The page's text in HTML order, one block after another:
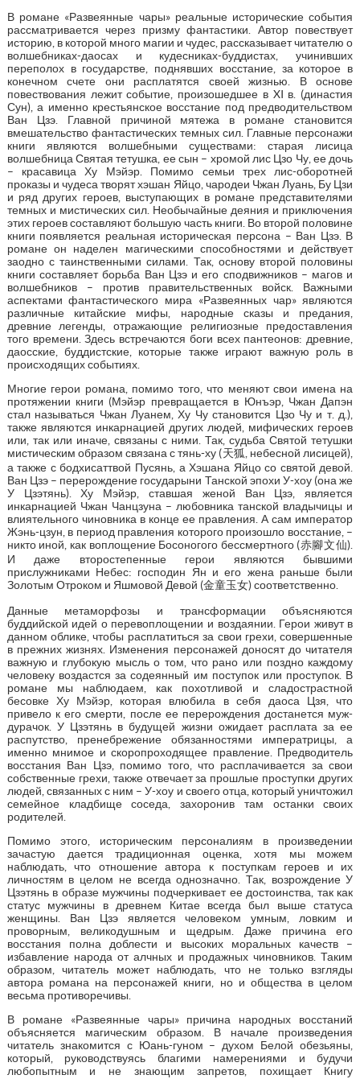
В романе «Развеянные чары» реальные исторические события
рассматривается через призму фантастики. Автор повествует
историю, в которой много магии и чудес, рассказывает читателю о
волшебниках-даосах и кудесниках-буддистах, учинивших
переполох в государстве, поднявших восстание, за которое в
конечном счете они расплатятся своей жизнью. В основе
повествования лежит событие, произошедшее в XI в. (династия
Сун), а именно крестьянское восстание под предводительством
Ван Цзэ. Главной причиной мятежа в романе становится
вмешательство фантастических темных сил. Главные персонажи
книги являются волшебными существами: старая лисица
волшебница Святая тетушка, ее сын – хромой лис Цзо Чу, ее дочь
– красавица Ху Мэйэр. Помимо семьи трех лис-оборотней
проказы и чудеса творят хэшан Яйцо, чародеи Чжан Луань, Бу Цзи
и ряд других героев, выступающих в романе представителями
темных и мистических сил. Необычайные деяния и приключения
этих героев составляют большую часть книги. Во второй половине
книги появляется реальная историческая персона – Ван Цзэ. В
романе он наделен магическими способностями и действует
заодно с таинственными силами. Так, основу второй половины
книги составляет борьба Ван Цзэ и его сподвижников – магов и
волшебников – против правительственных войск. Важными
аспектами фантастического мира «Развеянных чар» являются
различные китайские мифы, народные сказы и предания,
древние легенды, отражающие религиозные предоставления
того времени. Здесь встречаются боги всех пантеонов: древние,
даосские, буддистские, которые также играют важную роль в
происходящих событиях.
Многие герои романа, помимо того, что меняют свои имена на
протяжении книги (Мэйэр превращается в Юнъэр, Чжан Дапэн
стал называться Чжан Луанем, Ху Чу становится Цзо Чу и т. д.),
также являются инкарнацией других людей, мифических героев
или, так или иначе, связаны с ними. Так, судьба Святой тетушки
мистическим образом связана с тянь-ху (天狐, небесной лисицей),
а также с бодхисаттвой Пусянь, а Хэшана Яйцо со святой девой.
Ван Цзэ – перерождение государыни Танской эпохи У-хоу (она же
У Цзэтянь). Ху Мэйэр, ставшая женой Ван Цзэ, является
инкарнацией Чжан Чанцзуна – любовника танской владычицы и
влиятельного чиновника в конце ее правления. А сам император
Жэнь-цзун, в период правления которого произошло восстание, –
никто иной, как воплощение Босоногого бессмертного (赤腳文仙).
И даже второстепенные герои являются бывшими
прислужниками Небес: господин Ян и его жена раньше были
Золотым Отроком и Яшмовой Девой (金童玉女) соответственно.
Данные метаморфозы и трансформации объясняются
буддийской идей о перевоплощении и воздаянии. Герои живут в
данном облике, чтобы расплатиться за свои грехи, совершенные
в прежних жизнях. Изменения персонажей доносят до читателя
важную и глубокую мысль о том, что рано или поздно каждому
человеку воздастся за содеянный им поступок или проступок. В
романе мы наблюдаем, как похотливой и сладострастной
бесовке Ху Мэйэр, которая влюбила в себя даоса Цзя, что
привело к его смерти, после ее перерождения достанется муж-
дурачок. У Цзэтянь в будущей жизни ожидает расплата за ее
распутство, пренебрежение обязанностями императрицы, а
именно мнимое и скоропроходящее правление. Предводитель
восстания Ван Цзэ, помимо того, что расплачивается за свои
собственные грехи, также отвечает за прошлые проступки других
людей, связанных с ним – У-хоу и своего отца, который уничтожил
семейное кладбище соседа, захоронив там останки своих
родителей.
Помимо этого, историческим персоналиям в произведении
зачастую дается традиционная оценка, хотя мы можем
наблюдать, что отношение автора к поступкам героев и их
личностям в целом не всегда однозначно. Так, возрождение У
Цзэтянь в образе мужчины подчеркивает ее достоинства, так как
статус мужчины в древнем Китае всегда был выше статуса
женщины. Ван Цзэ является человеком умным, ловким и
проворным, великодушным и щедрым. Даже причина его
восстания полна доблести и высоких моральных качеств –
избавление народа от алчных и продажных чиновников. Таким
образом, читатель может наблюдать, что не только взгляды
автора романа на персонажей книги, но и общества в целом
весьма противоречивы.
В романе «Развеянные чары» причина народных восстаний
объясняется магическим образом. В начале произведения
читатель знакомится с Юань-гуном – духом Белой обезьяны,
который, руководствуясь благими намерениями и будучи
любопытным и не знающим запретов, похищает Книгу